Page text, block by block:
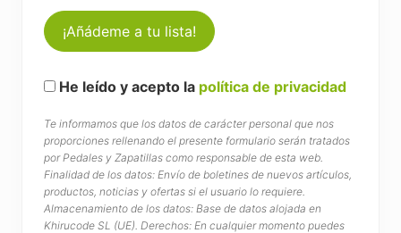
He leído y acepto la política de privacidad
Te informamos que los datos de carácter personal que nos
proporciones rellenando el presente formulario serán tratados
por Pedales y Zapatillas como responsable de esta web.
Finalidad de los datos: Envío de boletines de nuevos artículos,
productos, noticias y ofertas si el usuario lo requiere.
Almacenamiento de los datos: Base de datos alojada en
Khirucode SL (UE). Derechos: En cualquier momento puedes